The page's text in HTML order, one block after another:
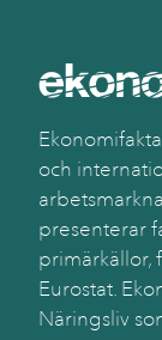
och
presenterar
primärkällor,
Eurostat.
Näringsliv